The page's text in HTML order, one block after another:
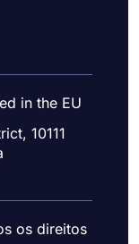
in the EU
10111
os direitos